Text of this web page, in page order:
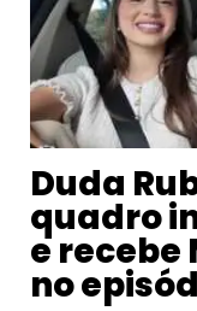
Duda
quadro
e recebe
no